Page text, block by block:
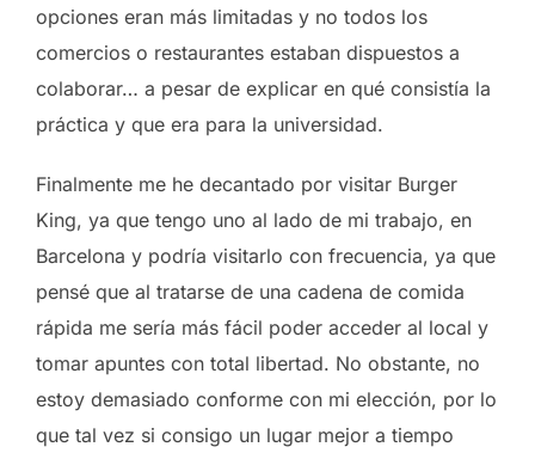
opciones eran más limitadas y no todos los
comercios o restaurantes estaban dispuestos a
colaborar… a pesar de explicar en qué consistía la
práctica y que era para la universidad.
Finalmente me he decantado por visitar Burger
King, ya que tengo uno al lado de mi trabajo, en
Barcelona y podría visitarlo con frecuencia, ya que
pensé que al tratarse de una cadena de comida
rápida me sería más fácil poder acceder al local y
tomar apuntes con total libertad. No obstante, no
estoy demasiado conforme con mi elección, por lo
que tal vez si consigo un lugar mejor a tiempo